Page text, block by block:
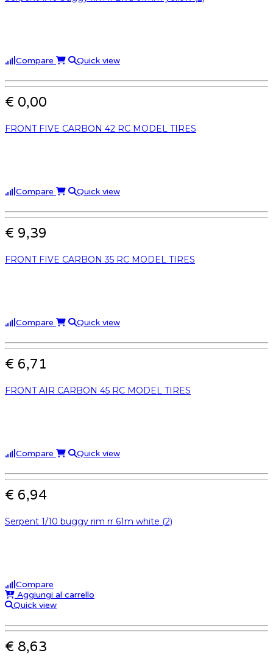
Compare Quick view
€ 0,00
FRONT FIVE CARBON 42 RC MODEL TIRES
Compare Quick view
€ 9,39
FRONT FIVE CARBON 35 RC MODEL TIRES
Compare Quick view
€ 6,71
FRONT AIR CARBON 45 RC MODEL TIRES
Compare Quick view
€ 6,94
Serpent 1/10 buggy rim rr 61m white (2)
Compare
Aggiungi al carrello
Quick view
€ 8,63